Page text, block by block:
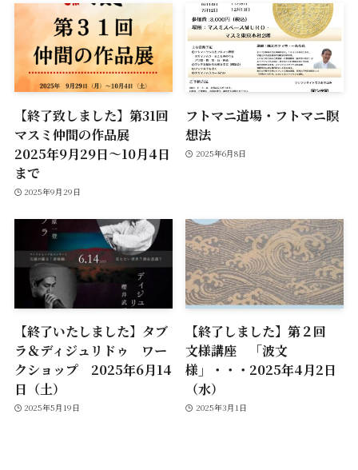
【終了致しました】第31回
マスミ仲間の作品展
2025年9月29日～10月4日
まで
2025年9月29日
フトマニ道場・フトマニ瞑
想法
2025年6月8日
【終了いたしました】タブ
ラ＆ディジュリドゥ ワー
クショップ 2025年6月14
日（土）
2025年5月19日
【終了しました】第２回
文様講座 「波文
様」・・・2025年4月2日
（水）
2025年3月1日